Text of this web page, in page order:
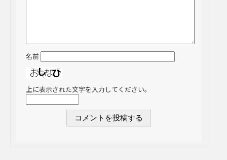
名前
上に表示された文字を入力してください。